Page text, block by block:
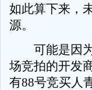
如此算下来，
源。
可能是因为
场竞拍的开发
有88号竞买人